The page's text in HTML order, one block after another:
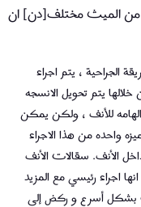
من الميث مختلف[دن] ان
الجراحية ، يتم اجراء
يتم تحويل الانسجه
للأنف ، ولكن يمكن
واحده من هذا الاجراء
الأنف. سقالات الأنف
اجراء رئيسي مع المزيد
بشكل أسرع و ركض إلى